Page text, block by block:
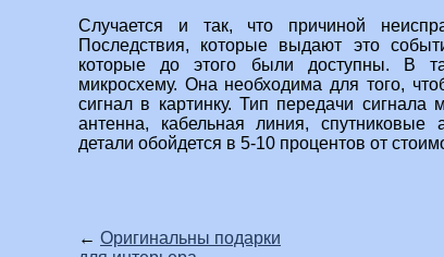
Случается и так, что причиной
Последствия, которые выдают это
которые до этого были доступны. В
микросхему. Она необходима для того,
сигнал в картинку. Тип передачи
антенна, кабельная линия,
детали обойдется в 5-10 процентов от
← Оригинальны подарки